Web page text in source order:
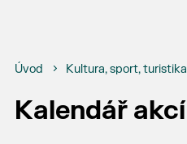
Úvod Kultura, sport, turistika
Kalendář akcí